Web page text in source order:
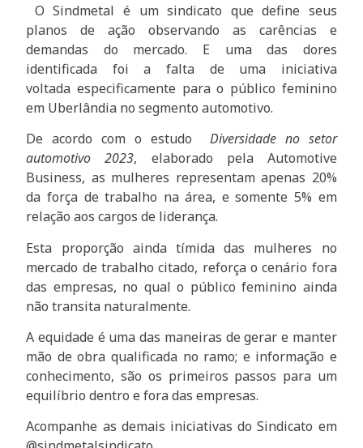
O Sindmetal é um sindicato que define seus
planos de ação observando as carências e
demandas do mercado. E uma das dores
identificada foi a falta de uma iniciativa
voltada especificamente para o público feminino
em Uberlândia no segmento automotivo.
De acordo com o estudo Diversidade no setor
automotivo 2023, elaborado pela Automotive
Business, as mulheres representam apenas 20%
da força de trabalho na área, e somente 5% em
relação aos cargos de liderança.
Esta proporção ainda tímida das mulheres no
mercado de trabalho citado, reforça o cenário fora
das empresas, no qual o público feminino ainda
não transita naturalmente.
A equidade é uma das maneiras de gerar e manter
mão de obra qualificada no ramo; e informação e
conhecimento, são os primeiros passos para um
equilíbrio dentro e fora das empresas.
Acompanhe as demais iniciativas do Sindicato em